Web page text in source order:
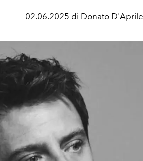
02.06.2025 di Donato D'Aprile